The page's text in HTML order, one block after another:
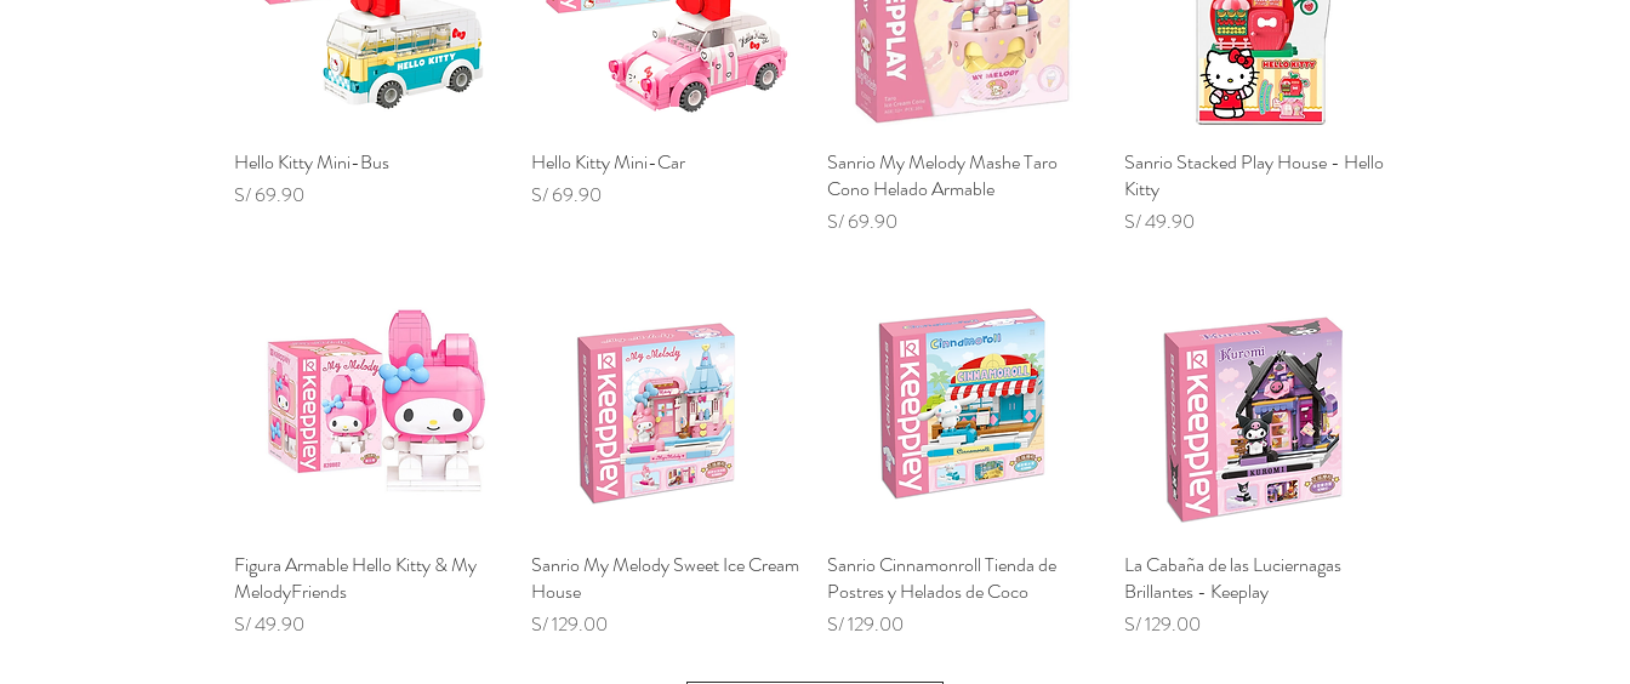
Vista rápida
Hello Kitty Mini-Bus
Precio
S/ 69.90
Vista rápida
Hello Kitty Mini-Car
Precio
S/ 69.90
Vista rápida
Sanrio My Melody Mashe Taro
Cono Helado Armable
Precio
S/ 69.90
Vista rápida
Sanrio Stacked Play House - Hello
Kitty
Precio
S/ 49.90
Vista rápida
Figura Armable Hello Kitty & My
MelodyFriends
Precio
S/ 49.90
Vista rápida
Sanrio My Melody Sweet Ice Cream
House
Precio
S/ 129.00
Vista rápida
Sanrio Cinnamonroll Tienda de
Postres y Helados de Coco
Precio
S/ 129.00
Vista rápida
La Cabaña de las Luciernagas
Brillantes - Keeplay
Precio
S/ 129.00